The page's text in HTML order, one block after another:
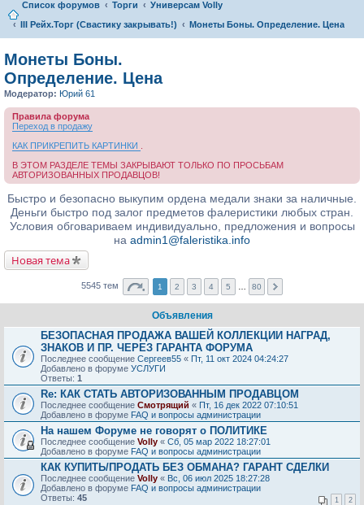
Список форумов Торги
Универсам Volly
III Рейх.Торг (Свастику закрывать!)
Монеты Боны. Определение. Цена
Монеты Боны.
Определение. Цена
Модератор: Юрий 61
Правила форума
Переход в продажу
КАК ПРИКРЕПИТЬ КАРТИНКИ
В ЭТОМ РАЗДЕЛЕ ТЕМЫ ЗАКРЫВАЮТ ТОЛЬКО ПО ПРОСЬБАМ
АВТОРИЗОВАННЫХ ПРОДАВЦОВ!
Быстро и безопасно выкупим ордена медали знаки за наличные.
Деньги быстро под залог предметов фалеристики любых стран.
Условия обговариваем индивидуально, предложения и вопросы
на admin1@faleristika.info
Новая тема
5545 тем 1 2 3 4 5 80
Объявления
БЕЗОПАСНАЯ ПРОДАЖА ВАШЕЙ КОЛЛЕКЦИИ НАГРАД,
ЗНАКОВ И ПР. ЧЕРЕЗ ГАРАНТА ФОРУМА
Последнее сообщение Сергеев55 « Пт, 11 окт 2024 04:24:27
Добавлено в форуме УСЛУГИ
Ответы: 1
Re: КАК СТАТЬ АВТОРИЗОВАННЫМ ПРОДАВЦОМ
Последнее сообщение Смотрящий « Пт, 16 дек 2022 07:10:51
Добавлено в форуме FAQ и вопросы администрации
На нашем Форуме не говорят о ПОЛИТИКЕ
Последнее сообщение Volly « Сб, 05 мар 2022 18:27:01
Добавлено в форуме FAQ и вопросы администрации
КАК КУПИТЬ/ПРОДАТЬ БЕЗ ОБМАНА? ГАРАНТ СДЕЛКИ
Последнее сообщение Volly « Вс, 06 июл 2025 18:27:28
Добавлено в форуме FAQ и вопросы администрации
Ответы: 45 1 2